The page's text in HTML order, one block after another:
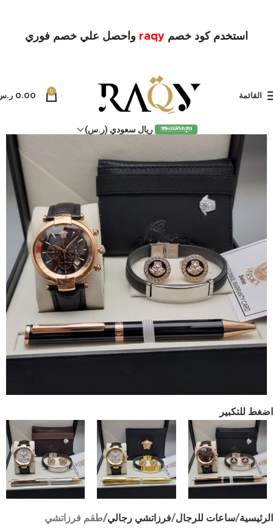
استخدم كود خصم raqy واحصل علي خصم فوري
القائمة
0
0.00
ريال سعودي (ر.س)
بيعت كل
اضغط للتكبير
الرئيسية ساعات للرجال فرزاتشي رجالي طقم فرزاتشي